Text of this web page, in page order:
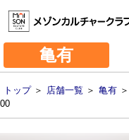
亀有
トップ＞ 店舗一覧 ＞ 亀有 ＞
00